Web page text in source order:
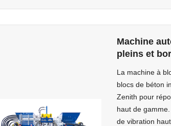
Machine
pleins et
La machine à
blocs de béton
Zenith pour
haut de
de vibration